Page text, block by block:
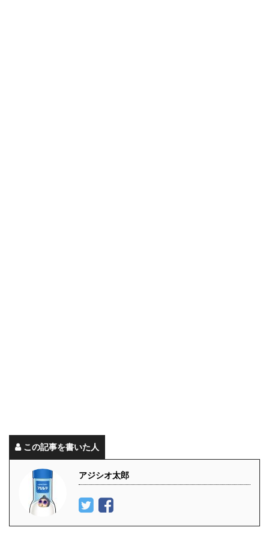
この記事を書いた人
アジシオ太郎